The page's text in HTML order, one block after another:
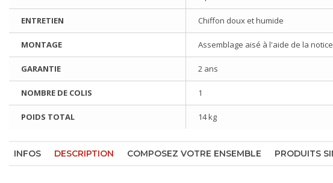
ENTRETIEN Chiffon doux et humide
MONTAGE Assemblage aisé à l'aide de la
GARANTIE 2 ans
NOMBRE DE COLIS 1
POIDS TOTAL 14 kg
INFOS DESCRIPTION COMPOSEZ VOTRE ENSEMBLE PRODUITS